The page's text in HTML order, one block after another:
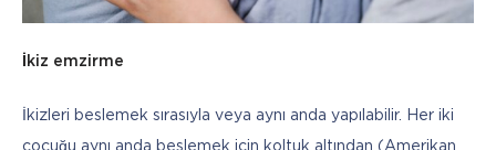
İkiz emzirme
İkizleri beslemek sırasıyla veya aynı anda yapılabilir. Her iki
çocuğu aynı anda beslemek için koltuk altından (Amerikan